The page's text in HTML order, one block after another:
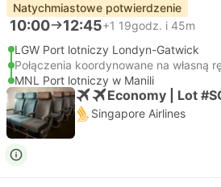
Natychmiastowe potwierdzenie
10:00 12:45+1 19godz. i 45m
LGW Port lotniczy Londyn-Gatwick
Połączenia koordynowane na własną
MNL Port lotniczy w Manili
Economy | Lot
Singapore Airlines